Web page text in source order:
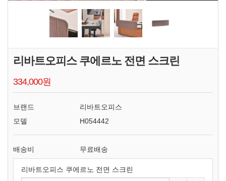
리바트오피스 쿠에르노 전면 스크린
334,000원
브랜드
리바트오피스
모델
H054442
배송비 무료배송
리바트오피스 쿠에르노 전면 스크린